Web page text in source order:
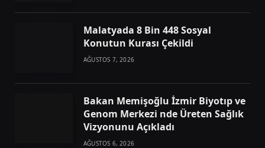
Malatyada 8 Bin 448 Sosyal
Konutun Kurası Çekildi
AĞUSTOS 7, 2026
Bakan Memişoğlu İzmir Biyotıp ve
Genom Merkezi nde Üreten Sağlık
Vizyonunu Açıkladı
AĞUSTOS 6, 2026